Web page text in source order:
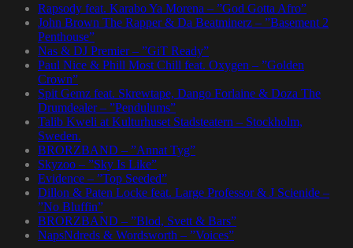
Rapsody feat. Karabo Ya Morena – ”God Gotta Afro”
John Brown The Rapper & Da Beatminerz – ”Basement 2
Penthouse”
Nas & DJ Premier – ”GiT Ready”
Paul Nice & Phill Most Chill feat. Oxygen – ”Golden
Crown”
Spit Gemz feat. Skrewtape, Dango Forlaine & Doza The
Drumdealer – ”Pendulums”
Talib Kweli at Kulturhuset Stadsteatern – Stockholm,
Sweden.
BRORZBAND – ”Annat Tyg”
Skyzoo – ”Sky Is Like”
Evidence – ”Top Seeded”
Dillon & Paten Locke feat. Large Professor & J Scienide –
”No Bluffin”
BRORZBAND – ”Blod, Svett & Bars”
NapsNdreds & Wordsworth – ”Voices”